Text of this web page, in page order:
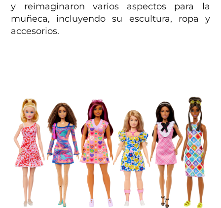
y reimaginaron varios aspectos para la
muñeca, incluyendo su escultura, ropa y
accesorios.